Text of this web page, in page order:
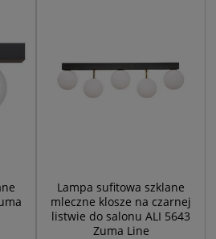
Lampa sufitowa szklane
mleczne klosze na czarnej
listwie do salonu ALI 5643
Zuma Line